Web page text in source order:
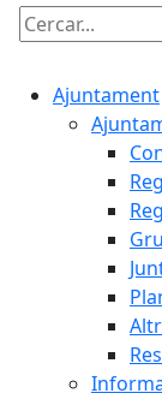
Cercar:
Ajuntament